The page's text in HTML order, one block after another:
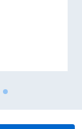
in favore di